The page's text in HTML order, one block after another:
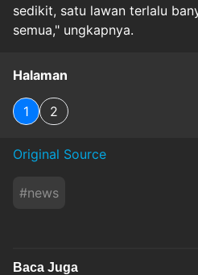
sedikit, satu lawan terlalu
semua," ungkapnya.
Halaman
1 2
Original Source
#news
Baca Juga